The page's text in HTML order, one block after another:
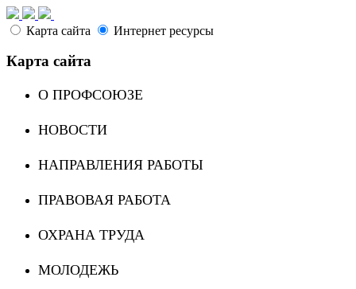
Карта сайта Интернет ресурсы
Карта сайта
О ПРОФСОЮЗЕ
НОВОСТИ
НАПРАВЛЕНИЯ РАБОТЫ
ПРАВОВАЯ РАБОТА
ОХРАНА ТРУДА
МОЛОДЕЖЬ